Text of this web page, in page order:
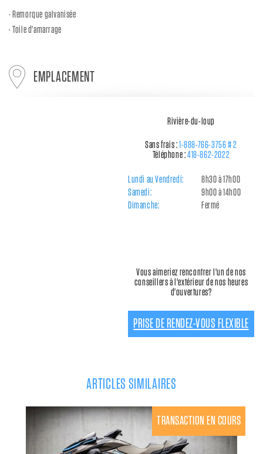
Remorque galvanisée
Toile d'amarrage
EMPLACEMENT
Rivière-du-loup
Sans frais :1-888-766-3756 # 2
Téléphone :418-862-2022
Lundi au Vendredi:
8h30 à 17h00
Samedi:
9h00 à 14h00
Dimanche:
Fermé
Vous aimeriez rencontrer l'un de nos
conseillers à l'extérieur de nos heures
d'ouvertures?
PRISE DE RENDEZ-VOUS FLEXIBLE
ARTICLES SIMILAIRES
TRANSACTION EN COURS